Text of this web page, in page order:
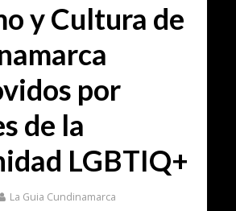
y Cultura de
por
de la
LGBTIQ+
La Guia Cundinamarca